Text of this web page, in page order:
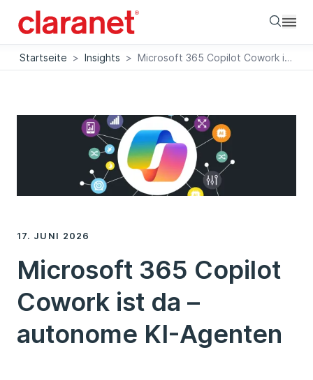
Startseite > Insights > Microsoft 365 Copilot Cowork ist da – autonome KI-Agenten
17. JUNI 2026
Microsoft 365 Copilot
Cowork ist da –
autonome KI-Agenten